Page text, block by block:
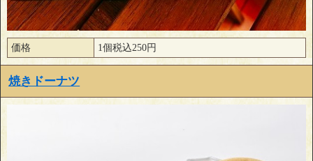
価格 1個税込250円
焼きドーナツ